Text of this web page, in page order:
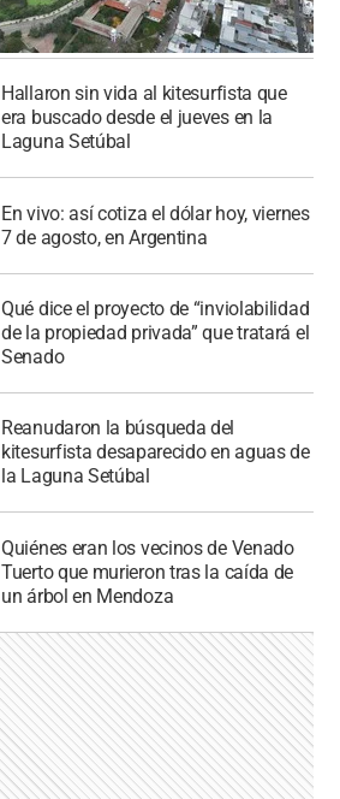
Hallaron sin vida al kitesurfista que
era buscado desde el jueves en la
Laguna Setúbal
En vivo: así cotiza el dólar hoy, viernes
7 de agosto, en Argentina
Qué dice el proyecto de “inviolabilidad
de la propiedad privada” que tratará el
Senado
Reanudaron la búsqueda del
kitesurfista desaparecido en aguas de
la Laguna Setúbal
Quiénes eran los vecinos de Venado
Tuerto que murieron tras la caída de
un árbol en Mendoza